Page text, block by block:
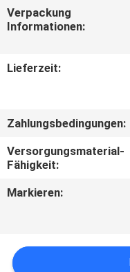
TRETEN
SIE
MIT
VERBINDUNG
NACHRICHTEN
SIE EIN
Verpackung
Informationen:
Lieferzeit:
Zahlungsbedingungen:
Versorgungsmaterial-
Fähigkeit:
Markieren: